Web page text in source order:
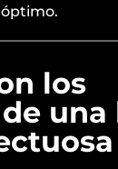
los
una